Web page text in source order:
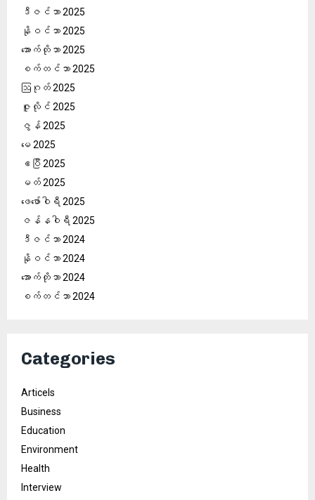
ဒီဇင်ဘာ 2025
နိုဝင်ဘာ 2025
အောက်တိုဘာ 2025
စက်တင်ဘာ 2025
ဩဂုတ် 2025
ဇူလိုင် 2025
ဇွန် 2025
မေ 2025
ဧပြီ 2025
မတ် 2025
ဖေ‌ဖော်ဝါရီ 2025
ဇန်နဝါရီ 2025
ဒီဇင်ဘာ 2024
နိုဝင်ဘာ 2024
အောက်တိုဘာ 2024
စက်တင်ဘာ 2024
Categories
Articels
Business
Education
Environment
Health
Interview